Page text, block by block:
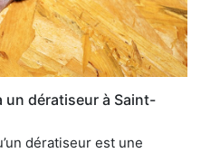
un dératiseur à Saint-
dératiseur est une